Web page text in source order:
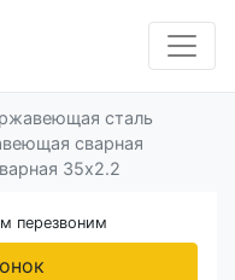
сталь
сварная
35х2.2
перезвоним